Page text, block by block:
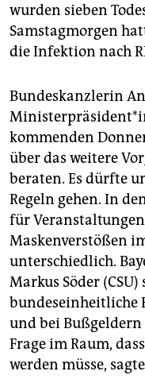
wurden sieben
Samstagmorgen
die Infektion nach
Bundeskanzlerin
kommenden
über das weitere
beraten. Es dürfte
Regeln gehen. In
für
Maskenverstößen
unterschiedlich.
Markus Söder
bundeseinheitliche
und bei Bußgeldern
Frage im Raum,
werden müsse,